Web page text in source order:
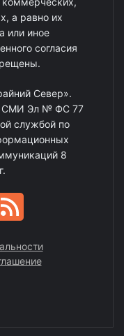
а равно их
или иное
согласия
Север».
СМИ Эл № ФС 77
службой по
8